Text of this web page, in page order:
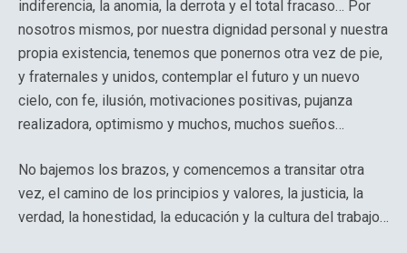
indiferencia, la anomia, la derrota y el total fracaso… Por
nosotros mismos, por nuestra dignidad personal y nuestra
propia existencia, tenemos que ponernos otra vez de pie,
y fraternales y unidos, contemplar el futuro y un nuevo
cielo, con fe, ilusión, motivaciones positivas, pujanza
realizadora, optimismo y muchos, muchos sueños…
No bajemos los brazos, y comencemos a transitar otra
vez, el camino de los principios y valores, la justicia, la
verdad, la honestidad, la educación y la cultura del trabajo…